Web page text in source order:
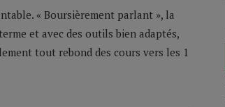
« Boursièrement parlant », la
et avec des outils bien adaptés,
tout rebond des cours vers les 1